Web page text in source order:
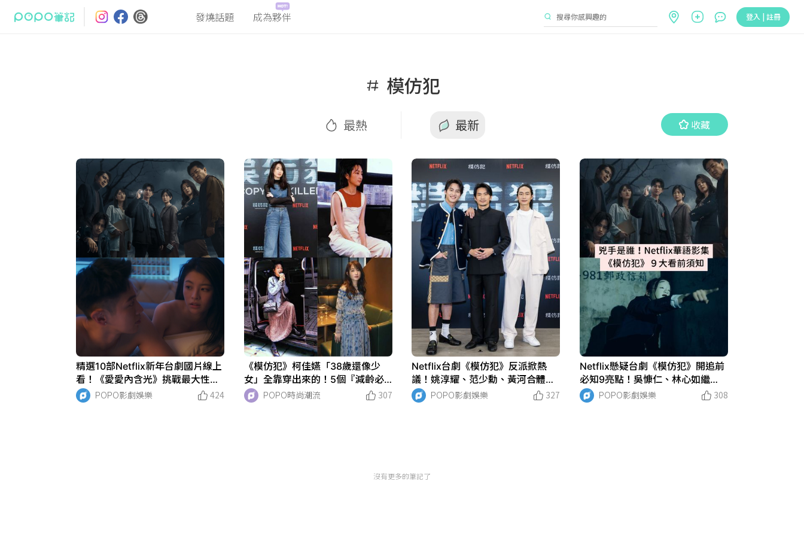
發燒話題 成為夥伴 登入 | 註冊
模仿犯
最熱 最新 收藏
最熱 收藏
精選10部Netflix新年台劇國片線上
看！《愛愛內含光》挑戰最大性愛
尺度，《模仿犯》登全球前十唯一
台劇！
POPO影劇娛樂 424
《模仿犯》柯佳嬿「38歲還像少
女」全靠穿出來的！5個『減齡必
備單品』秒回春還超顯瘦！
POPO時尚潮流 307
Netflix台劇《模仿犯》反派掀熱
議！姚淳耀、范少勳、黃河合體談
拍攝秘辛！
POPO影劇娛樂 327
Netflix懸疑台劇《模仿犯》開追前
必知9亮點！吳慷仁、林心如繼
《華燈》後飆戲揪兇手！
POPO影劇娛樂 308
沒有更多的筆記了